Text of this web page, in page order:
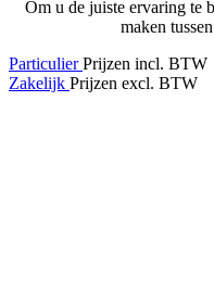
Om u de juiste ervaring te
maken
ParticulierPrijzen incl. BTW
Zakelijk Prijzen excl. BTW